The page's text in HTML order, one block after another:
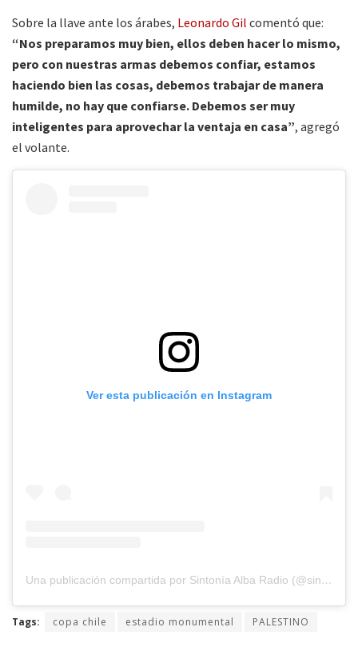
Sobre la llave ante los árabes, Leonardo Gil comentó que:
“Nos preparamos muy bien, ellos deben hacer lo mismo,
pero con nuestras armas debemos confiar, estamos
haciendo bien las cosas, debemos trabajar de manera
humilde, no hay que confiarse. Debemos ser muy
inteligentes para aprovechar la ventaja en casa”, agregó
el volante.
Ver esta publicación en Instagram
Una publicación compartida por Sintonía Alba Radio (@sintoniaalbaradio)
Tags: copa chile estadio monumental PALESTINO